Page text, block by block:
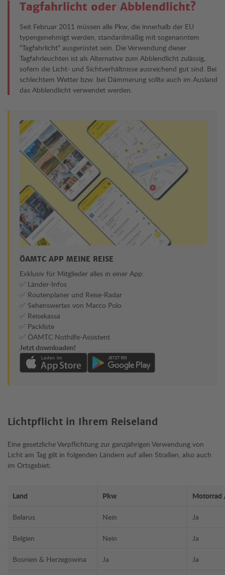
Tagfahrlicht oder Abblendlicht?
Seit Februar 2011 müssen alle Pkw, die innerhalb der EU
typengenehmigt werden, standardmäßig mit sogenanntem
"Tagfahrlicht" ausgerüstet sein. Die Verwendung dieser
Tagfahrleuchten ist als Alternative zum Abblendlicht zulässig,
sofern die Licht- und Sichtverhältnisse ausreichend gut sind. Bei
schlechtem Wetter bzw. bei Dämmerung sollte auch im Ausland
das Abblendlicht verwendet werden.
ÖAMTC APP MEINE REISE
Exklusiv für Mitglieder alles in einer App:
✅ Länder-Infos
✅ Routenplaner und Reise-Radar
✅ Sehenswertes von Marco Polo
✅ Reisekassa
✅ Packliste
✅ ÖAMTC Nothilfe-Assistent
Jetzt downloaden!
Lichtpflicht in Ihrem Reiseland
Eine gesetzliche Verpflichtung zur ganzjährigen Verwendung von
Licht am Tag gilt in folgenden Ländern auf allen Straßen, also auch
im Ortsgebiet:
Land Pkw Motorrad
Belarus Nein Ja
Belgien Nein Ja
Bosnien & Herzegowina Ja Ja